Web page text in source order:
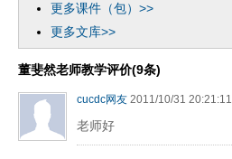
更多课件（包）>>
更多文库>>
董斐然老师教学评价(9条)
cucdc网友 2011/10/31 20:21:11
老师好